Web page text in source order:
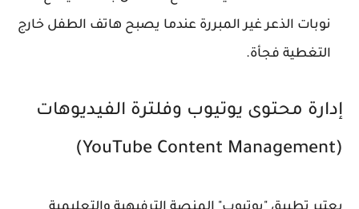
نوبات الذعر غير المبررة عندما يصبح هاتف الطفل خارج
التغطية فجأة.
إدارة محتوى يوتيوب وفلترة الفيديوهات
(YouTube Content Management)